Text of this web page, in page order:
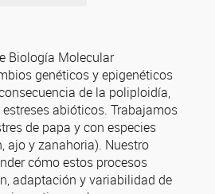
Biología Molecular
genéticos y epigenéticos
de la poliploidía,
abióticos. Trabajamos
de papa y con especies
ajo y zanahoria). Nuestro
cómo estos procesos
adaptación y variabilidad de